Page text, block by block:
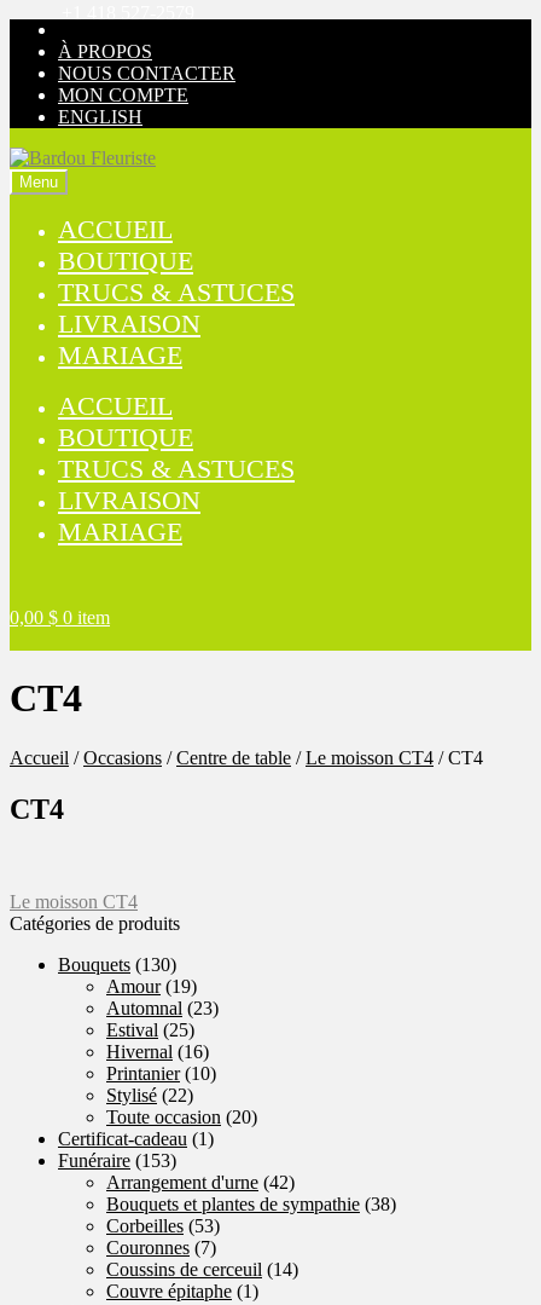
Aller
navigation
Aller
contenu
À PROPOS
NOUS CONTACTER
MON COMPTE
ENGLISH
Menu
ACCUEIL
BOUTIQUE
TRUCS & ASTUCES
LIVRAISON
MARIAGE
ACCUEIL
BOUTIQUE
TRUCS & ASTUCES
LIVRAISON
MARIAGE
0,00 $ 0 item
CT4
Accueil /Occasions /Centre de table /Le moisson CT4 /CT4
CT4
Navigation
de
l'article
Article
précédent :
Le moisson CT4
Catégories de produits
Bouquets (130)
Amour (19)
Automnal (23)
Estival (25)
Hivernal (16)
Printanier (10)
Stylisé (22)
Toute occasion (20)
Certificat-cadeau (1)
Funéraire (153)
Arrangement d'urne (42)
Bouquets et plantes de sympathie (38)
Corbeilles (53)
Couronnes (7)
Coussins de cerceuil (14)
Couvre épitaphe (1)